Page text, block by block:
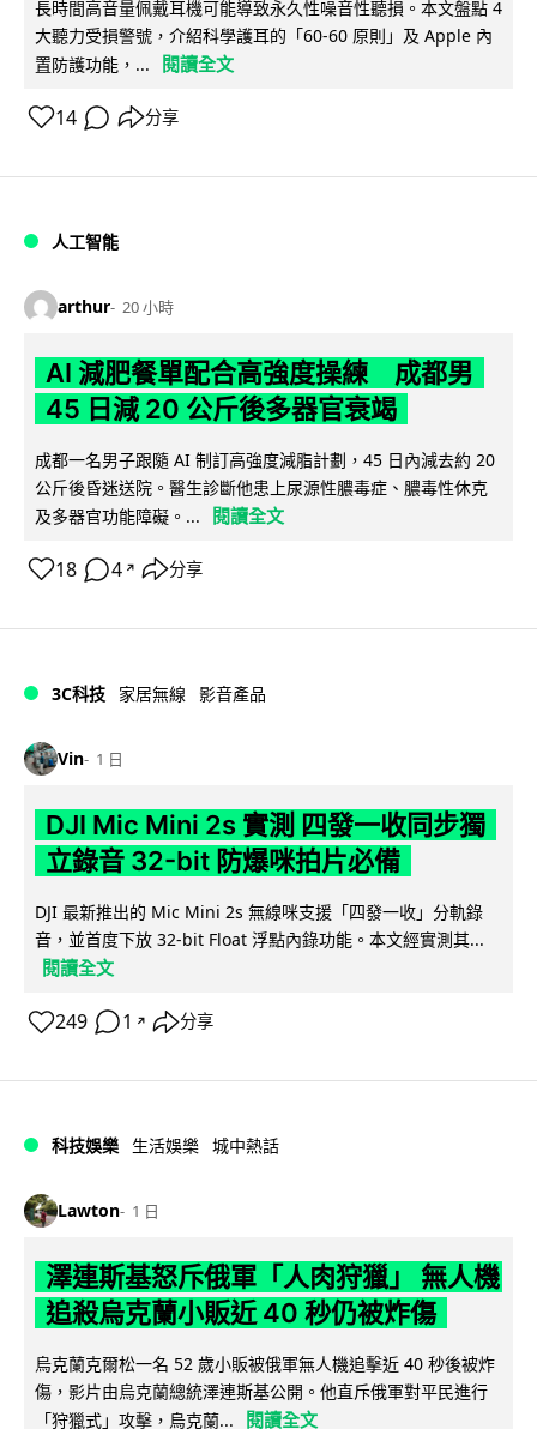
長時間高音量佩戴耳機可能導致永久性噪音性聽損。本文盤點 4
大聽力受損警號，介紹科學護耳的「60-60 原則」及 Apple 內
置防護功能，...
閱讀全文
14 分享
人工智能
arthur 20 小時
AI 減肥餐單配合高強度操練 成都男
45 日減 20 公斤後多器官衰竭
成都一名男子跟隨 AI 制訂高強度減脂計劃，45 日內減去約 20
公斤後昏迷送院。醫生診斷他患上尿源性膿毒症、膿毒性休克
及多器官功能障礙。...
閱讀全文
18 4 ↗ 分享
3C科技 家居無線 影音產品
Vin 1 日
DJI Mic Mini 2s 實測 四發一收同步獨
立錄音 32-bit 防爆咪拍片必備
DJI 最新推出的 Mic Mini 2s 無線咪支援「四發一收」分軌錄
音，並首度下放 32-bit Float 浮點內錄功能。本文經實測其...
閱讀全文
249 1 ↗ 分享
科技娛樂 生活娛樂 城中熱話
Lawton 1 日
澤連斯基怒斥俄軍「人肉狩獵」 無人機
追殺烏克蘭小販近 40 秒仍被炸傷
烏克蘭克爾松一名 52 歲小販被俄軍無人機追擊近 40 秒後被炸
傷，影片由烏克蘭總統澤連斯基公開。他直斥俄軍對平民進行
「狩獵式」攻擊，烏克蘭...
閱讀全文